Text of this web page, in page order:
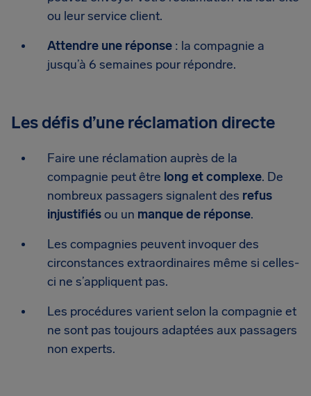
ou leur service client.
Attendre une réponse : la compagnie a
jusqu’à 6 semaines pour répondre.
Les défis d’une réclamation directe
Faire une réclamation auprès de la
compagnie peut être long et complexe. De
nombreux passagers signalent des refus
injustifiésou un manque de réponse.
Les compagnies peuvent invoquer des
circonstances extraordinaires même si celles-
ci ne s’appliquent pas.
Les procédures varient selon la compagnie et
ne sont pas toujours adaptées aux passagers
non experts.